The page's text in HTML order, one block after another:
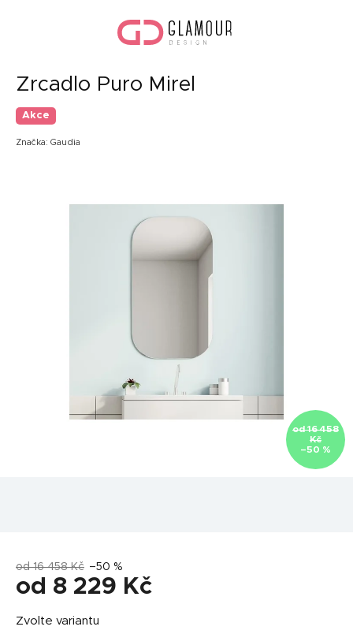
Zrcadlo Puro Mirel
Akce
Značka: Gaudia
od 16 458
Kč
–50 %
od 16 458 Kč –50 %
od 8 229 Kč
cena:
Zvolte variantu